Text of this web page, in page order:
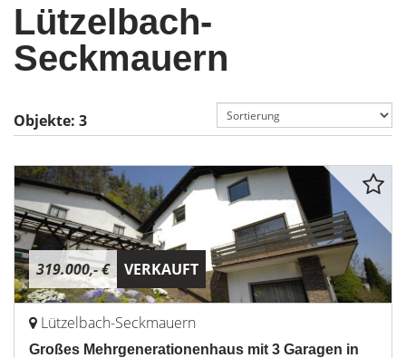
Lützelbach-
Seckmauern
Objekte: 3
319.000,- € VERKAUFT
Lützelbach-Seckmauern
Großes Mehrgenerationenhaus mit 3 Garagen in